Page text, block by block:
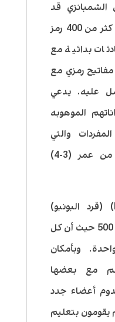
قد
تعلموا الإختيار من بين اكثر من 400 رمز
بدائية مع
رمزي مع
عليه. يدعي
الموهوبه
والتي
بأمكان الأطفال حفظها من عمر (3-4)
يستخدم كينزي (Kanzi) (قرد البونبو)
بأنتظام 250 رمز من أصل 500 حيث أن كل
وبأمكان
مع بعضها
أعضاء جدد
يقومون بتعليم